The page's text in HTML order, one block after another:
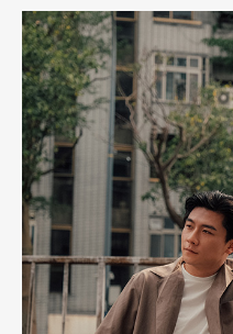
中，她是名被俘虜到敵國的公
同時愛上了敵國將軍，陷入兩
的劇目，也非傳統行當所能全
演希望我們可以用一種『自然
得既抽象，也實際。 只是，
或許是她過去的積累，以及沒